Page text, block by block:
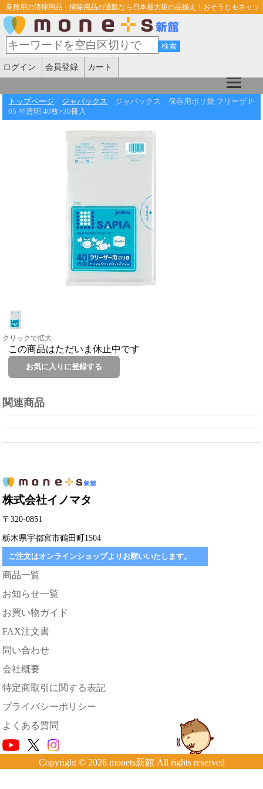
業務用の清掃用品・掃除用品の通販なら日本最大級の品揃え！おそうじモネッツ
ログイン 会員登録 カート
トップページ ジャパックス
ジャパックス 保存用ポリ袋 フリーザ P-
05 半透明 40枚×30冊入
クリックで拡大
この商品はただいま休止中です
関連商品
株式会社イノマタ
〒320-0851
栃木県宇都宮市鶴田町1504
ご注文はオンラインショップよりお願いいたします。
商品一覧
お知らせ一覧
お買い物ガイド
FAX注文書
問い合わせ
会社概要
特定商取引に関する表記
プライバシーポリシー
よくある質問
Copyright © 2026 monets新館 All rights reserved